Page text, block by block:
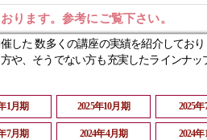
ります。参考にご覧下さい。
した 数多くの講座の実績を紹介してお
や、そうでない方も充実したラインナッ
1月期 2025年10月期 2025
7月期 2024年4月期 2024